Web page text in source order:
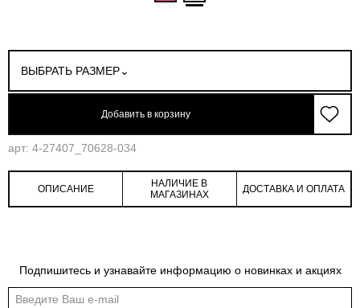
ВЫБРАТЬ РАЗМЕР
Добавить в корзину
арт: 4-27407_70628-034
ОПИСАНИЕ
НАЛИЧИЕ В
МАГАЗИНАХ
ДОСТАВКА И ОПЛАТА
Подпишитесь и узнавайте информацию о новинках и акциях